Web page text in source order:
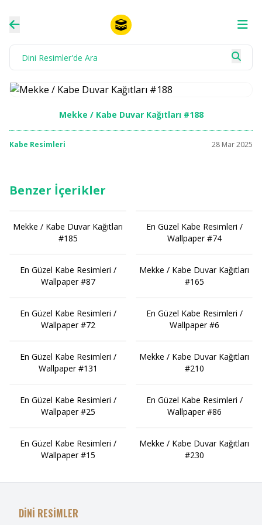
Mekke / Kabe Duvar Kağıtları #188
Kabe Resimleri 28 Mar 2025
Benzer İçerikler
Mekke / Kabe Duvar Kağıtları
#185
En Güzel Kabe Resimleri /
Wallpaper #87
En Güzel Kabe Resimleri /
Wallpaper #72
En Güzel Kabe Resimleri /
Wallpaper #131
En Güzel Kabe Resimleri /
Wallpaper #25
En Güzel Kabe Resimleri /
Wallpaper #15
En Güzel Kabe Resimleri /
Wallpaper #74
Mekke / Kabe Duvar Kağıtları
#165
En Güzel Kabe Resimleri /
Wallpaper #6
Mekke / Kabe Duvar Kağıtları
#210
En Güzel Kabe Resimleri /
Wallpaper #86
Mekke / Kabe Duvar Kağıtları
#230
DİNİ RESİMLER